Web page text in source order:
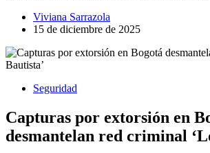
Viviana Sarrazola
15 de diciembre de 2025
Seguridad
Capturas por extorsión en
desmantelan red criminal